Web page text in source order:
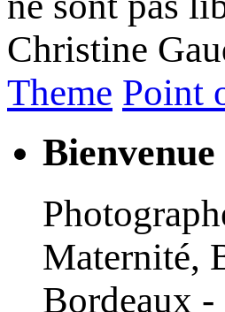
Christine
Theme Point
Bienvenue
Maternité,
Bordeaux